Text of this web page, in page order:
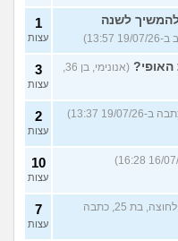
לשנה
1
עצות
האופי?
(אנונימי, בן 36,
3
עצות
2
עצות
10
עצות
(נהגת לחוצה, בת 25, כתבה
7
עצות